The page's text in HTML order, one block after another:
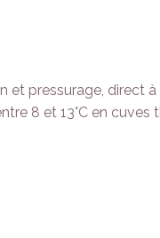
et pressurage, direct
8 et 13°C en cuves